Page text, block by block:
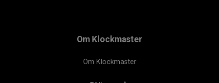
Om Klockmaster
Om Klockmaster